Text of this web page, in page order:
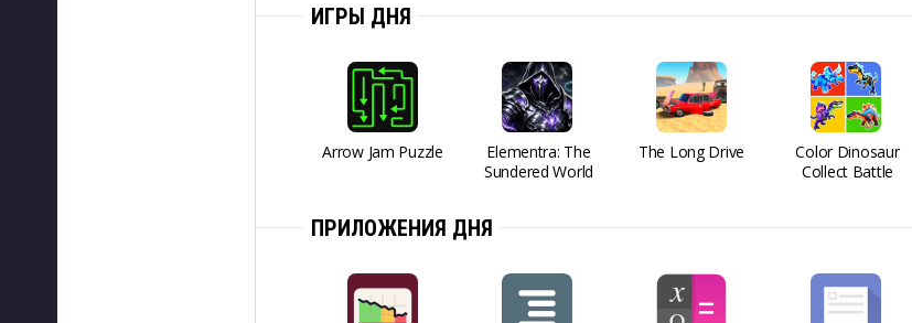
ИГРЫ ДНЯ
Arrow Jam Puzzle
Elementra: The
Sundered World
The Long Drive
Color Dinosaur
Collect Battle
ПРИЛОЖЕНИЯ ДНЯ